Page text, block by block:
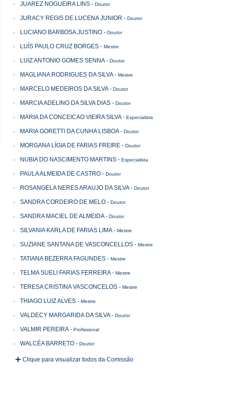
JUAREZ NOGUEIRA LINS - Doutor
JURACY REGIS DE LUCENA JUNIOR - Doutor
LUCIANO BARBOSA JUSTINO - Doutor
LUÍS PAULO CRUZ BORGES - Mestre
LUIZ ANTONIO GOMES SENNA- Doutor
MAGLIANA RODRIGUES DA SILVA- Mestre
MARCELO MEDEIROS DA SILVA- Doutor
MARCIA ADELINO DA SILVA DIAS - Doutor
MARIA DA CONCEICAO VIEIRA SILVA- Especialista
MARIA GORETTI DA CUNHA LISBOA- Doutor
MORGANA LÍGIA DE FARIAS FREIRE - Doutor
NUBIA DO NASCIMENTO MARTINS - Especialista
PAULA ALMEIDA DE CASTRO - Doutor
ROSANGELA NERES ARAUJO DA SILVA- Doutor
SANDRA CORDEIRO DE MELO - Doutor
SANDRA MACIEL DE ALMEIDA- Doutor
SILVANIA KARLA DE FARIAS LIMA- Mestre
SUZIANE SANTANA DE VASCONCELLOS - Mestre
TATIANA BEZERRA FAGUNDES - Mestre
TELMA SUELI FARIAS FERREIRA- Mestre
TERESA CRISTINA VASCONCELOS - Mestre
THIAGO LUIZ ALVES - Mestre
VALDECY MARGARIDA DA SILVA- Doutor
VALMIR PEREIRA- Profissional
WALCÉA BARRETO - Doutor
Clique para visualizar todos da Comissão